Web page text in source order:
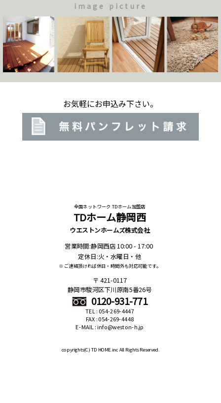
image picture
お気軽にお申込み下さい。
全国ネットワーク TDホーム加盟店
TDホーム静岡西
ウエストンホームズ株式会社
営業時間:静岡西店 10:00 - 17:00
定休日:火・水曜日・他
※ ご連絡頂ければ休日・時間外も対応可能です。
421-0117
静岡市駿河区下川原南5番26号
0120-931-771
TEL : 054-269-4447
FAX : 054-269-4448
E-MAIL : info@weston-h.jp
copyrights(C) TD HOME.inc All Rights Reserved.